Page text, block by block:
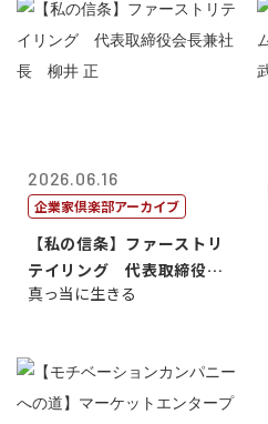
2026.06.16
企業家倶楽部アーカイブ
【私の信条】ファーストリ
テイリング 代表取締役会
長兼社長 柳...
真っ当に生きる